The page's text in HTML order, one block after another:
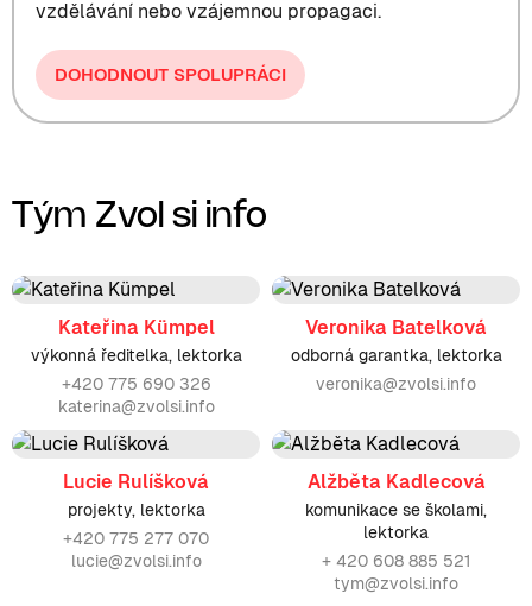
vzdělávání nebo vzájemnou propagaci.
DOHODNOUT SPOLUPRÁCI
Tým Zvol si info
Kateřina Kümpel
výkonná ředitelka, lektorka
+420 775 690 326
katerina@zvolsi.info
Veronika Batelková
odborná garantka, lektorka
veronika@zvolsi.info
Lucie Rulíšková
projekty, lektorka
+420 775 277 070
lucie@zvolsi.info
Alžběta Kadlecová
komunikace se školami,
lektorka
+ 420 608 885 521
tym@zvolsi.info